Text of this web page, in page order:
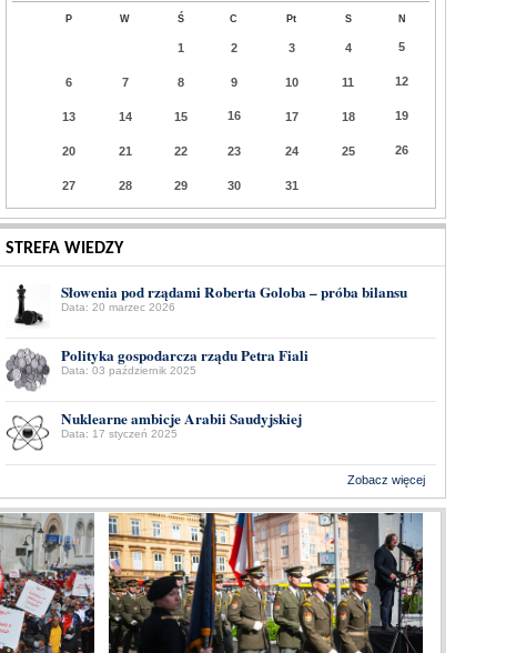
P W Ś C Pt S N
1 2 3 4 5
6 7 8 9 10 11 12
13 14 15 16 17 18 19
20 21 22 23 24 25 26
27 28 29 30 31
STREFA WIEDZY
Słowenia pod rządami Roberta Goloba – próba bilansu
Data: 20 marzec 2026
Polityka gospodarcza rządu Petra Fiali
Data: 03 październik 2025
Nuklearne ambicje Arabii Saudyjskiej
Data: 17 styczeń 2025
Zobacz więcej